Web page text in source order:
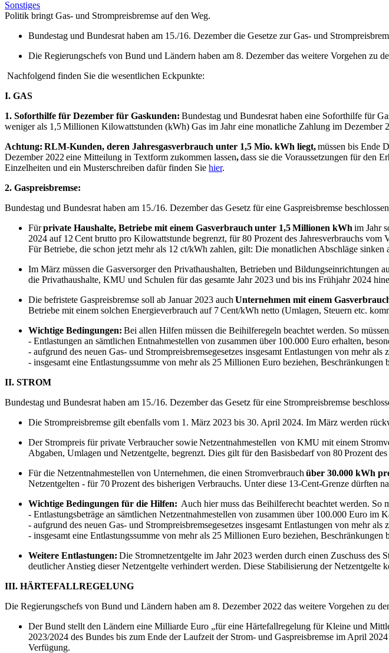
Sonstiges
Politik bringt Gas- und Strompreisbremse auf den Weg.
Bundestag und Bundesrat haben am 15./16. Dezember die Gesetze zur Gas- und
Die Regierungschefs von Bund und Ländern haben am 8. Dezember das weitere Vorgehen zu
Nachfolgend finden Sie die wesentlichen Eckpunkte:
I. GAS
1. Soforthilfe für Dezember für Gaskunden: Bundestag und Bundesrat haben eine Soforthilfe für
weniger als 1,5 Millionen Kilowattstunden (kWh) Gas im Jahr eine monatliche Zahlung im Dezember
Achtung: RLM-Kunden, deren Jahresgasverbrauch unter 1,5 Mio. kWh liegt,müssen bis Ende
Dezember 2022 eine Mitteilung in Textform zukommen lassen,dass sie die Voraussetzungen für den
Einzelheiten und ein Musterschreiben dafür finden Sie hier.
2. Gaspreisbremse:
Bundestag und Bundesrat haben am 15./16. Dezember das Gesetz für eine Gaspreisbremse
Fürprivate Haushalte, Betriebe mit einem Gasverbrauch unter 1,5 Millionen kWh im Jahr
2024 auf 12 Cent brutto pro Kilowattstunde begrenzt, für 80 Prozent des Jahresverbrauchs vom
Für Betriebe, die schon jetzt mehr als 12 ct/kWh zahlen, gilt: Die monatlichen Abschläge sinken
Im März müssen die Gasversorger den Privathaushalten, Betrieben und Bildungseinrichtungen
die Privathaushalte, KMU und Schulen für das gesamte Jahr 2023 und bis ins Frühjahr 2024
Die befristete Gaspreisbremse soll ab Januar 2023 auch Unternehmen mit einem
Betriebe mit einem solchen Energieverbrauch auf 7 Cent/kWh netto (Umlagen, Steuern etc.
Wichtige Bedingungen: Bei allen Hilfen müssen die Beihilferegeln beachtet werden. So
- Entlastungen an sämtlichen Entnahmestellen von zusammen über 100.000 Euro erhalten,
- aufgrund des neuen Gas- und Strompreisbremsegesetzes insgesamt Entlastungen von mehr
- insgesamt eine Entlastungssumme von mehr als 25 Millionen Euro beziehen,
II. STROM
Bundestag und Bundesrat haben am 15./16. Dezember das Gesetz für eine Strompreisbremse
Die Strompreisbremse gilt ebenfalls vom 1. März 2023 bis 30. April 2024. Im März werden
Der Strompreis für private Verbraucher sowie Netzentnahmestellen von KMU mit einem
Abgaben, Umlagen und Netzentgelte, begrenzt. Dies gilt für den Basisbedarf von 80 Prozent
Für die Netzentnahmestellen von Unternehmen, die einen Stromverbrauch über 30.000 kWh
Netzentgelten - für 70 Prozent des bisherigen Verbrauchs. Unter diese 13-Cent-Grenze
Wichtige Bedingungen für die Hilfen: Auch hier muss das Beihilferecht beachtet werden. So
- Entlastungsbeträge an sämtlichen Netzentnahmestellen von zusammen über 100.000 Euro im
- aufgrund des neuen Gas- und Strompreisbremsegesetzes insgesamt Entlastungen von mehr
- insgesamt eine Entlastungssumme von mehr als 25 Millionen Euro beziehen,
Weitere Entlastungen: Die Stromnetzentgelte im Jahr 2023 werden durch einen Zuschuss
deutlicher Anstieg dieser Netzentgelte verhindert werden. Diese Stabilisierung der Netzentgelte
III. HÄRTEFALLREGELUNG
Die Regierungschefs von Bund und Ländern haben am 8. Dezember 2022 das weitere Vorgehen zu
Der Bund stellt den Ländern eine Milliarde Euro „für eine Härtefallregelung für Kleine und
2023/2024 des Bundes bis zum Ende der Laufzeit der Strom- und Gaspreisbremse im April
Verfügung.